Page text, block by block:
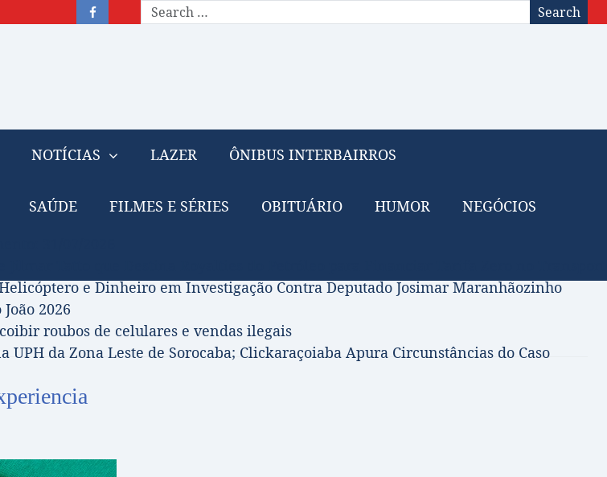
Search
NOTÍCIAS LAZER ÔNIBUS INTERBAIRROS
SAÚDE FILMES E SÉRIES OBITUÁRIO HUMOR NEGÓCIOS
e Dinheiro em Investigação Contra Deputado Josimar Maranhãozinho
2026
roubos de celulares e vendas ilegais
UPH da Zona Leste de Sorocaba; Clickaraçoiaba Apura Circunstâncias do Caso